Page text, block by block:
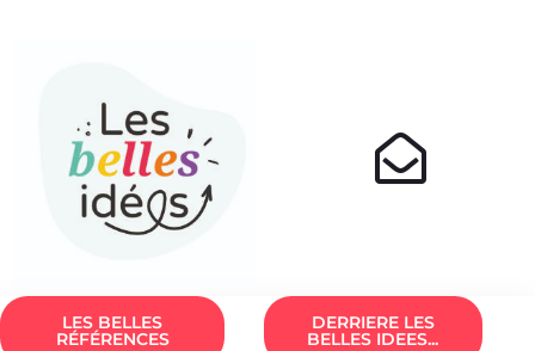
LES BELLES
RÉFÉRENCES
DERRIERE LES
BELLES IDEES...